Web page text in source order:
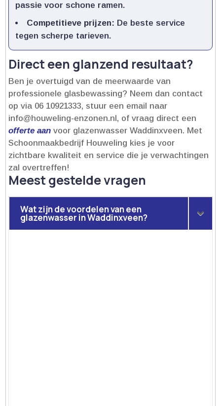
passie voor schone ramen.​
Competitieve prijzen: De beste service
tegen scherpe tarieven.​
Direct een glanzend resultaat?
Ben je overtuigd van de meerwaarde van
professionele glasbewassing? Neem dan contact
op via 06 10921333, stuur een email naar
info@houweling-enzonen.​nl, of vraag direct een
offerte aan voor glazenwasser Waddinxveen.​ Met
Schoonmaakbedrijf Houweling kies je voor
zichtbare kwaliteit en service die je verwachtingen
zal overtreffen!
Meest gestelde vragen
Wat zijn de voordelen van een
glazenwasser in Waddinxveen?